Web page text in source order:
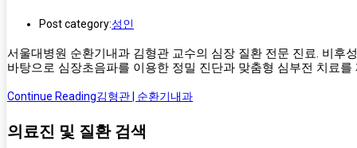
Post category:성인
서울대병원 순환기내과 김형관 교수의 심장 질환 전문 진료. 비후
바탕으로 심장초음파를 이용한 정밀 진단과 맞춤형 심부전 치료를
Continue Reading김형관 | 순환기내과
의료진 및 질환 검색